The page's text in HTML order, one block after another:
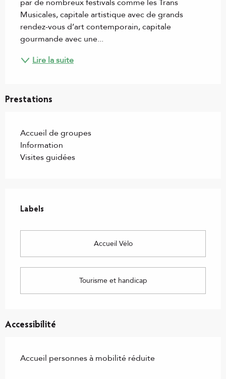
par de nombreux festivals comme les Trans
Musicales, capitale artistique avec de grands
rendez-vous d’art contemporain, capitale
gourmande avec une...
Lire la suite
Prestations
Accueil de groupes
Information
Visites guidées
Labels
Labels
Accueil Vélo
Tourisme et handicap
Accessibilité
Accueil personnes à mobilité réduite